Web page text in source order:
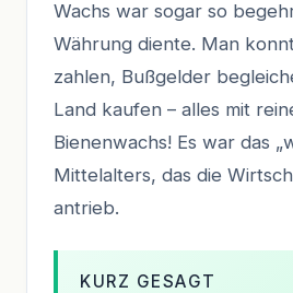
Wachs war sogar so
Währung diente. Man
zahlen, Bußgelder
Land kaufen – alles mit
Bienenwachs! Es war das
Mittelalters, das die
antrieb.
KURZ GESAGT